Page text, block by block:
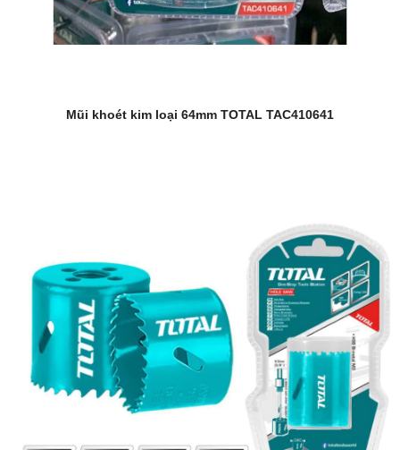
Mũi khoét kim loại 64mm TOTAL TAC410641